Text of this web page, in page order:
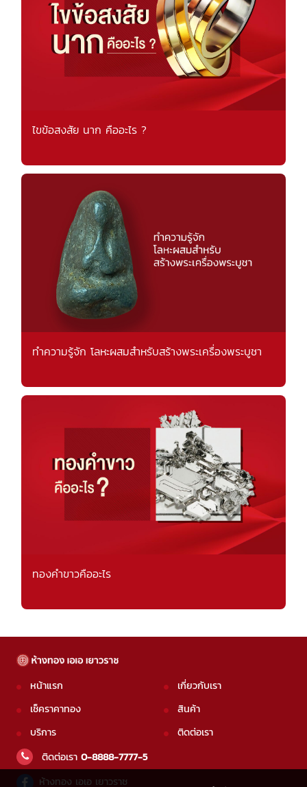
ไขข้อสงสัย นาก คืออะไร ?
ทำความรู้จัก โลหะผสมสำหรับสร้างพระเครื่องพระบูชา
ทองคำขาวคืออะไร
หน้าแรก
เช็คราคาทอง
บริการ
เกี่ยวกับเรา
สินค้า
ติดต่อเรา
ติดต่อเรา 0-8888-7777-5
ห้างทอง เอเอ เยาวราช